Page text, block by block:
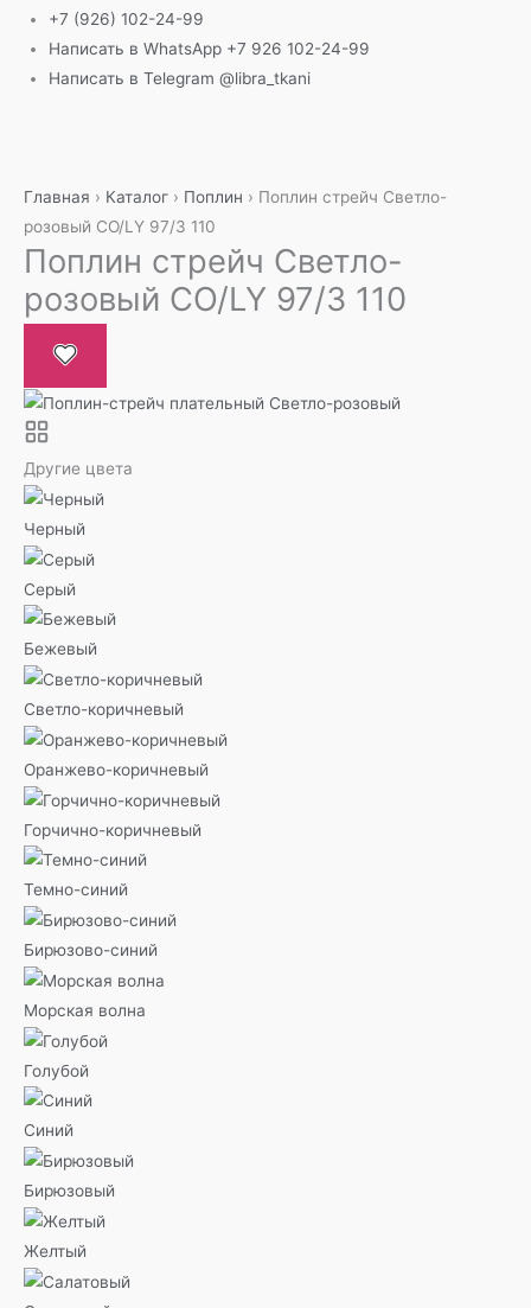
+7 (926) 102-24-99
Написать в WhatsApp +7 926 102-24-99
Написать в Telegram @libra_tkani
содержимому
Главная › Каталог › Поплин › Поплин стрейч Светло-
розовый CO/LY 97/3 110
Поплин стрейч Светло-
розовый CO/LY 97/3 110
Другие цвета
Черный
Серый
Бежевый
Светло-коричневый
Оранжево-коричневый
Горчично-коричневый
Темно-синий
Бирюзово-синий
Морская волна
Голубой
Синий
Бирюзовый
Желтый